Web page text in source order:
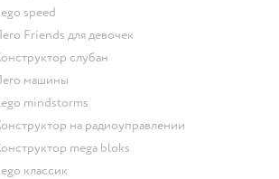
Lego speed
Лего Friends для девочек
Конструктор слубан
Лего машины
Lego mindstorms
Конструктор на радиоуправлении
Конструктор mega bloks
Lego классик